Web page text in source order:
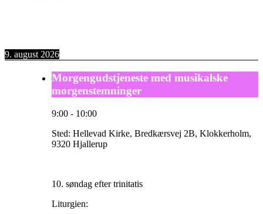
9. august 2026
Morgengudstjeneste med musikalske
morgenstemninger
9:00 - 10:00
Sted: Hellevad Kirke, Bredkærsvej 2B, Klokkerholm,
9320 Hjallerup
10. søndag efter trinitatis
Liturgien: